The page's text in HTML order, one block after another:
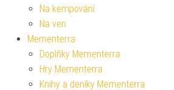
Na kempování
Na ven
Mementerra
Doplňky Mementerra
Hry Mementerra
Knihy a deníky Mementerra